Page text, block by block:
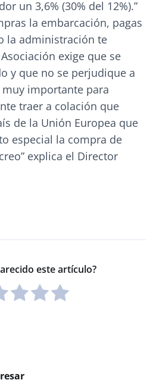
un 3,6% (30% del 12%).”
la embarcación, pagas
la administración te
exige que se
y que no se perjudique a
importante para
traer a colación que
de la Unión Europea que
especial la compra de
explica el Director
este artículo?